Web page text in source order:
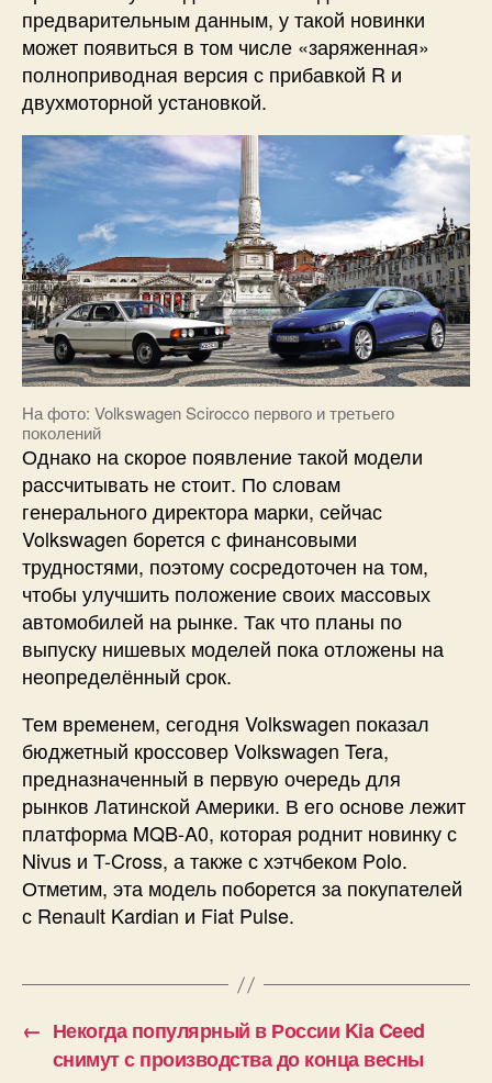
предварительным данным, у такой новинки
может появиться в том числе «заряженная»
полноприводная версия с прибавкой R и
двухмоторной установкой.
На фото: Volkswagen Scirocco первого и третьего
поколений
Однако на скорое появление такой модели
рассчитывать не стоит. По словам
генерального директора марки, сейчас
Volkswagen борется с финансовыми
трудностями, поэтому сосредоточен на том,
чтобы улучшить положение своих массовых
автомобилей на рынке. Так что планы по
выпуску нишевых моделей пока отложены на
неопределённый срок.
Тем временем, сегодня Volkswagen показал
бюджетный кроссовер Volkswagen Tera,
предназначенный в первую очередь для
рынков Латинской Америки. В его основе лежит
платформа MQB-A0, которая роднит новинку с
Nivus и T-Cross, а также с хэтчбеком Polo.
Отметим, эта модель поборется за покупателей
с Renault Kardian и Fiat Pulse.
← Некогда популярный в России Kia Ceed
снимут с производства до конца весны